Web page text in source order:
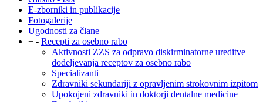
E-zborniki in publikacije
Fotogalerije
Ugodnosti za člane
+ - Recepti za osebno rabo
Aktivnosti ZZS za odpravo diskirminatorne ureditve
dodeljevanja receptov za osebno rabo
Specializanti
Zdravniki sekundariji z opravljenim strokovnim izpitom
Upokojeni zdravniki in doktorji dentalne medicine